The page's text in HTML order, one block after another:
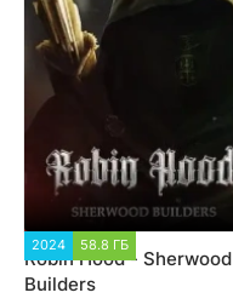
2024 58.8 ГБ
Robin Hood - Sherwood
Builders